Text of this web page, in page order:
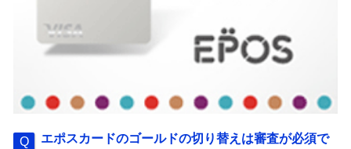
エポスカードのゴールドの切り替えは審査が必須で